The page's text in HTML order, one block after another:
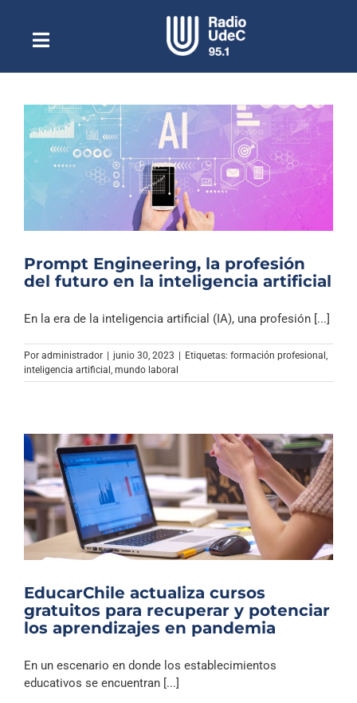
contenidoToggle
NavigationEscuchar Radio UdeC en vivo
Quiénes Somos
Programación
Podcast
Noticias
Columnas
Archivo Sonoro
Prompt Engineering, la profesión
del futuro en la inteligencia artificial
En la era de la inteligencia artificial (IA), una profesión [...]
Por administrador | junio 30, 2023 | Etiquetas: formación profesional
inteligencia artificial mundo laboral
EducarChile actualiza cursos
gratuitos para recuperar y potenciar
los aprendizajes en pandemia
En un escenario en donde los establecimientos
educativos se encuentran [...]